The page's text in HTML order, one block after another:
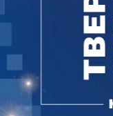
институт,
университет.
году врачом-
клинической
урологом,
отделением. В